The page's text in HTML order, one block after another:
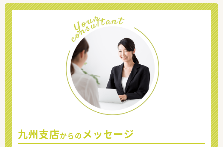
九州支店からの メッセージ